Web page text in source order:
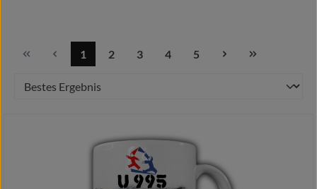
Seite
1
Seite
2
Seite
3
Seite
4
Seite
5